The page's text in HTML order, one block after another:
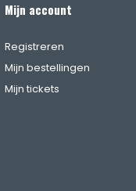
Mijn account
Registreren
Mijn bestellingen
Mijn tickets